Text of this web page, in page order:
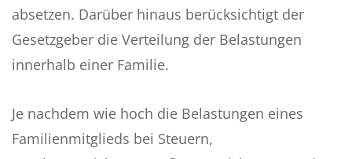
absetzen. Darüber hinaus berücksichtigt der
Gesetzgeber die Verteilung der Belastungen
innerhalb einer Familie.
Je nachdem wie hoch die Belastungen eines
Familienmitglieds bei Steuern,